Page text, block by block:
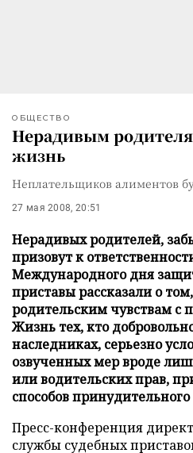
ОБЩЕСТВО
Нерадивым
жизнь
Неплательщиков алиментов
27 мая 2008, 20:51
Нерадивых родителей,
призовут к
Международного дня
приставы рассказали о
родительским чувствам с
Жизнь тех, кто
наследниках, серьезно
озвученных мер вроде
или водительских прав,
способов
Пресс-конференция
службы судебных